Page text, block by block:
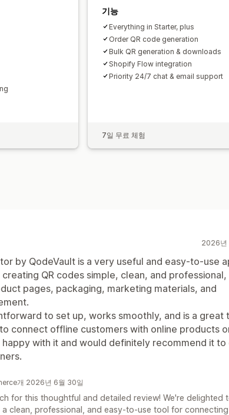
기능
Everything in Starter, plus
Order QR code generation
Bulk QR generation & downloads
Shopify Flow integration
Priority 24/7 chat & email support
7일 무료 체험
2026년
by QodeVault is a very useful and easy-to-use
QR codes simple, clean, and professional,
pages, packaging, marketing materials, and
to set up, works smoothly, and is a great
connect offline customers with online products
happy with it and would definitely recommend it
개 2026년 6월 30일
for this thoughtful and detailed review! We're delighted
a clean, professional, and easy-to-use tool for